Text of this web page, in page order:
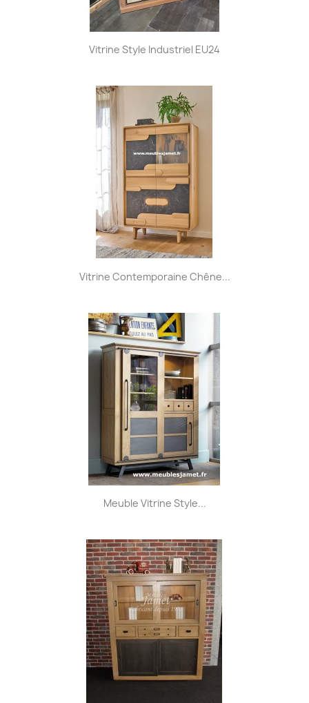
Vitrine Style Industriel EU24
Vitrine Contemporaine Chêne...
Meuble Vitrine Style...